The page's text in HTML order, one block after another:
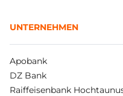
UNTERNEHMEN
Apobank
DZ Bank
Raiffeisenbank